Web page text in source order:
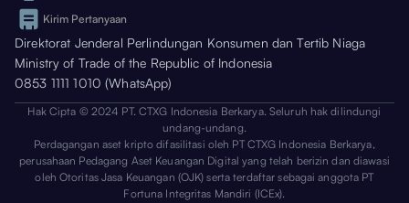
Kirim Pertanyaan
Direktorat Jenderal Perlindungan Konsumen dan Tertib Niaga
Ministry of Trade of the Republic of Indonesia
0853 1111 1010 (WhatsApp)
Hak Cipta © 2024 PT. CTXG Indonesia Berkarya. Seluruh hak dilindungi
undang-undang.
Perdagangan aset kripto difasilitasi oleh PT CTXG Indonesia Berkarya,
perusahaan Pedagang Aset Keuangan Digital yang telah berizin dan diawasi
oleh Otoritas Jasa Keuangan (OJK) serta terdaftar sebagai anggota PT
Fortuna Integritas Mandiri (ICEx).